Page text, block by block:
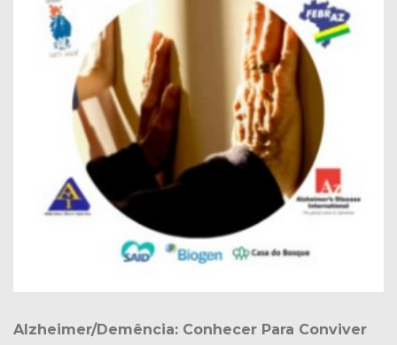
Alzheimer/Demência: Conhecer Para Conviver